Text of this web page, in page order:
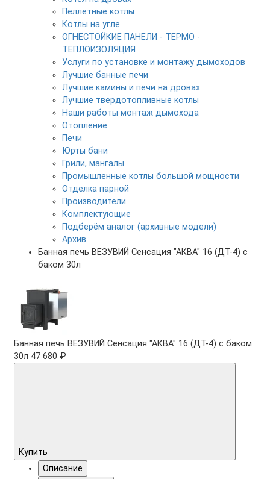
Пеллетные котлы
Котлы на угле
ОГНЕСТОЙКИЕ ПАНЕЛИ - ТЕРМО -
ТЕПЛОИЗОЛЯЦИЯ
Услуги по установке и монтажу дымоходов
Лучшие банные печи
Лучшие камины и печи на дровах
Лучшие твердотопливные котлы
Наши работы монтаж дымохода
Отопление
Печи
Юрты бани
Грили, мангалы
Промышленные котлы большой мощности
Отделка парной
Производители
Комплектующие
Подберём аналог (архивные модели)
Архив
Банная печь ВЕЗУВИЙ Сенсация "АКВА" 16 (ДТ-4) с
баком 30л
Банная печь ВЕЗУВИЙ Сенсация "АКВА" 16 (ДТ-4) с баком
30л 47 680 ₽
Купить
Описание